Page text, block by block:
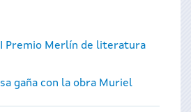
Premio Merlín de literatura
gaña con la obra Muriel